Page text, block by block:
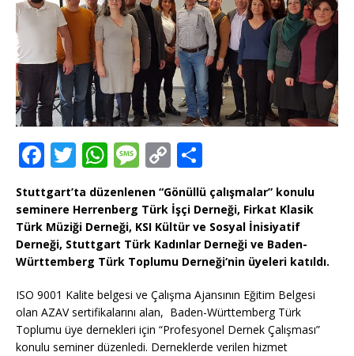
F
c
e
b
o
k
T
w
it
te
r
W
at
s
A
p
p
M
ss
a
g
C
o
p
y
Li
k
ei
le
n
Stuttgart’ta düzenlenen “Gönüllü çalışmalar” konulu
seminere Herrenberg Türk İşçi Derneği, Firkat Klasik
Türk Müziği Derneği, KSI Kültür ve Sosyal İnisiyatif
Derneği, Stuttgart Türk Kadınlar Derneği ve Baden-
Württemberg Türk Toplumu Derneği‘nin üyeleri katıldı.
ISO 9001 Kalite belgesi ve Çalışma Ajansının Eğitim Belgesi
olan AZAV sertifikalarını alan, Baden-Württemberg Türk
Toplumu üye dernekleri için “Profesyonel Dernek Çalışması”
konulu seminer düzenledi. Derneklerde verilen hizmet